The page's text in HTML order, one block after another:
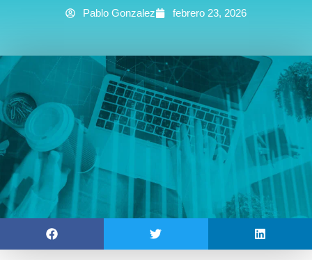
Pablo Gonzalez febrero 23, 2026